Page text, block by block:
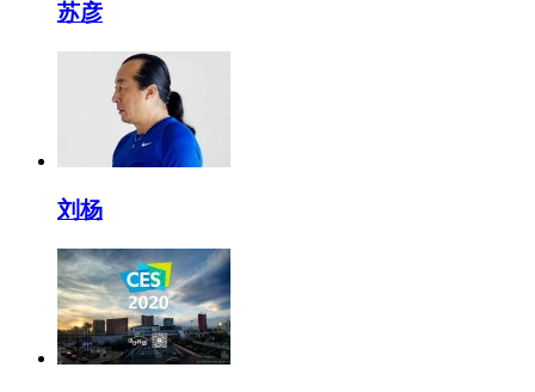
苏彦
刘杨